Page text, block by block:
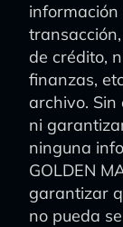
información
de crédito,
finanzas,
archivo.
ni
ninguna
GOLDEN
garantizar
no pueda